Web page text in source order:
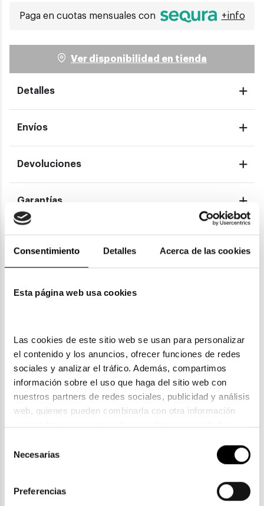
Consentimiento Detalles Acerca de las cookies
Esta página web usa cookies
Las cookies de este sitio web se usan para personalizar
el contenido y los anuncios, ofrecer funciones de redes
sociales y analizar el tráfico. Además, compartimos
información sobre el uso que haga del sitio web con
nuestros partners de redes sociales, publicidad y análisis
web, quienes pueden combinarla con otra información
que les haya proporcionado o que hayan recopilado a
la política de privacidad en el siguiente
. Consulta
Necesarias
Preferencias
Paga en cuotas mensuales con +info
Ver disponibilidad en tienda
Detalles
Envíos
Devoluciones
Garantías
También te puede gustar
Tous
105,75€